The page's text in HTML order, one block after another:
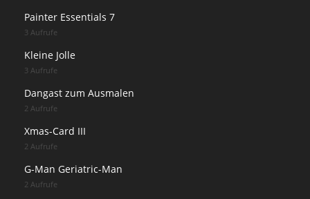
Painter Essentials 7
3 Aufrufe
Kleine Jolle
3 Aufrufe
Dangast zum Ausmalen
2 Aufrufe
Xmas-Card III
2 Aufrufe
G-Man Geriatric-Man
2 Aufrufe